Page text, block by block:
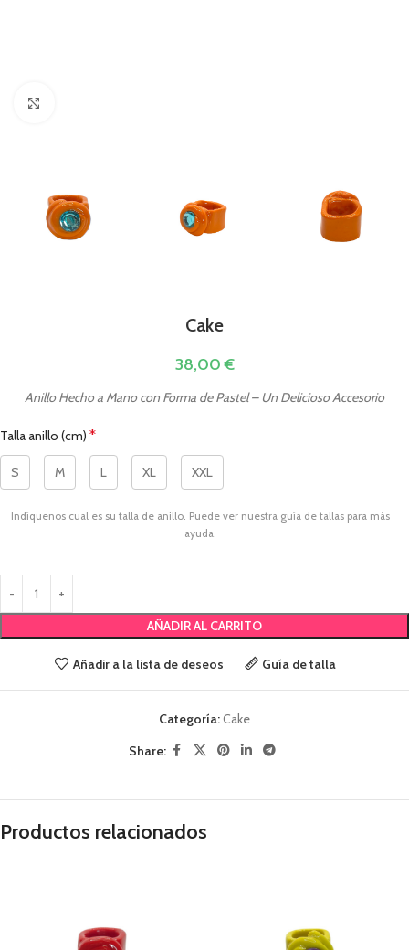
Cake
38,00€
Anillo Hecho a Mano con Forma de Pastel – Un Delicioso Accesorio
Talla anillo (cm) *
S M L XL XXL
Indíquenos cual es su talla de anillo. Puede ver nuestra guía de tallas para más
ayuda.
AÑADIR AL CARRITO
Añadir a la lista de deseos Guía de talla
Categoría:Cake
Share:
Productos relacionados